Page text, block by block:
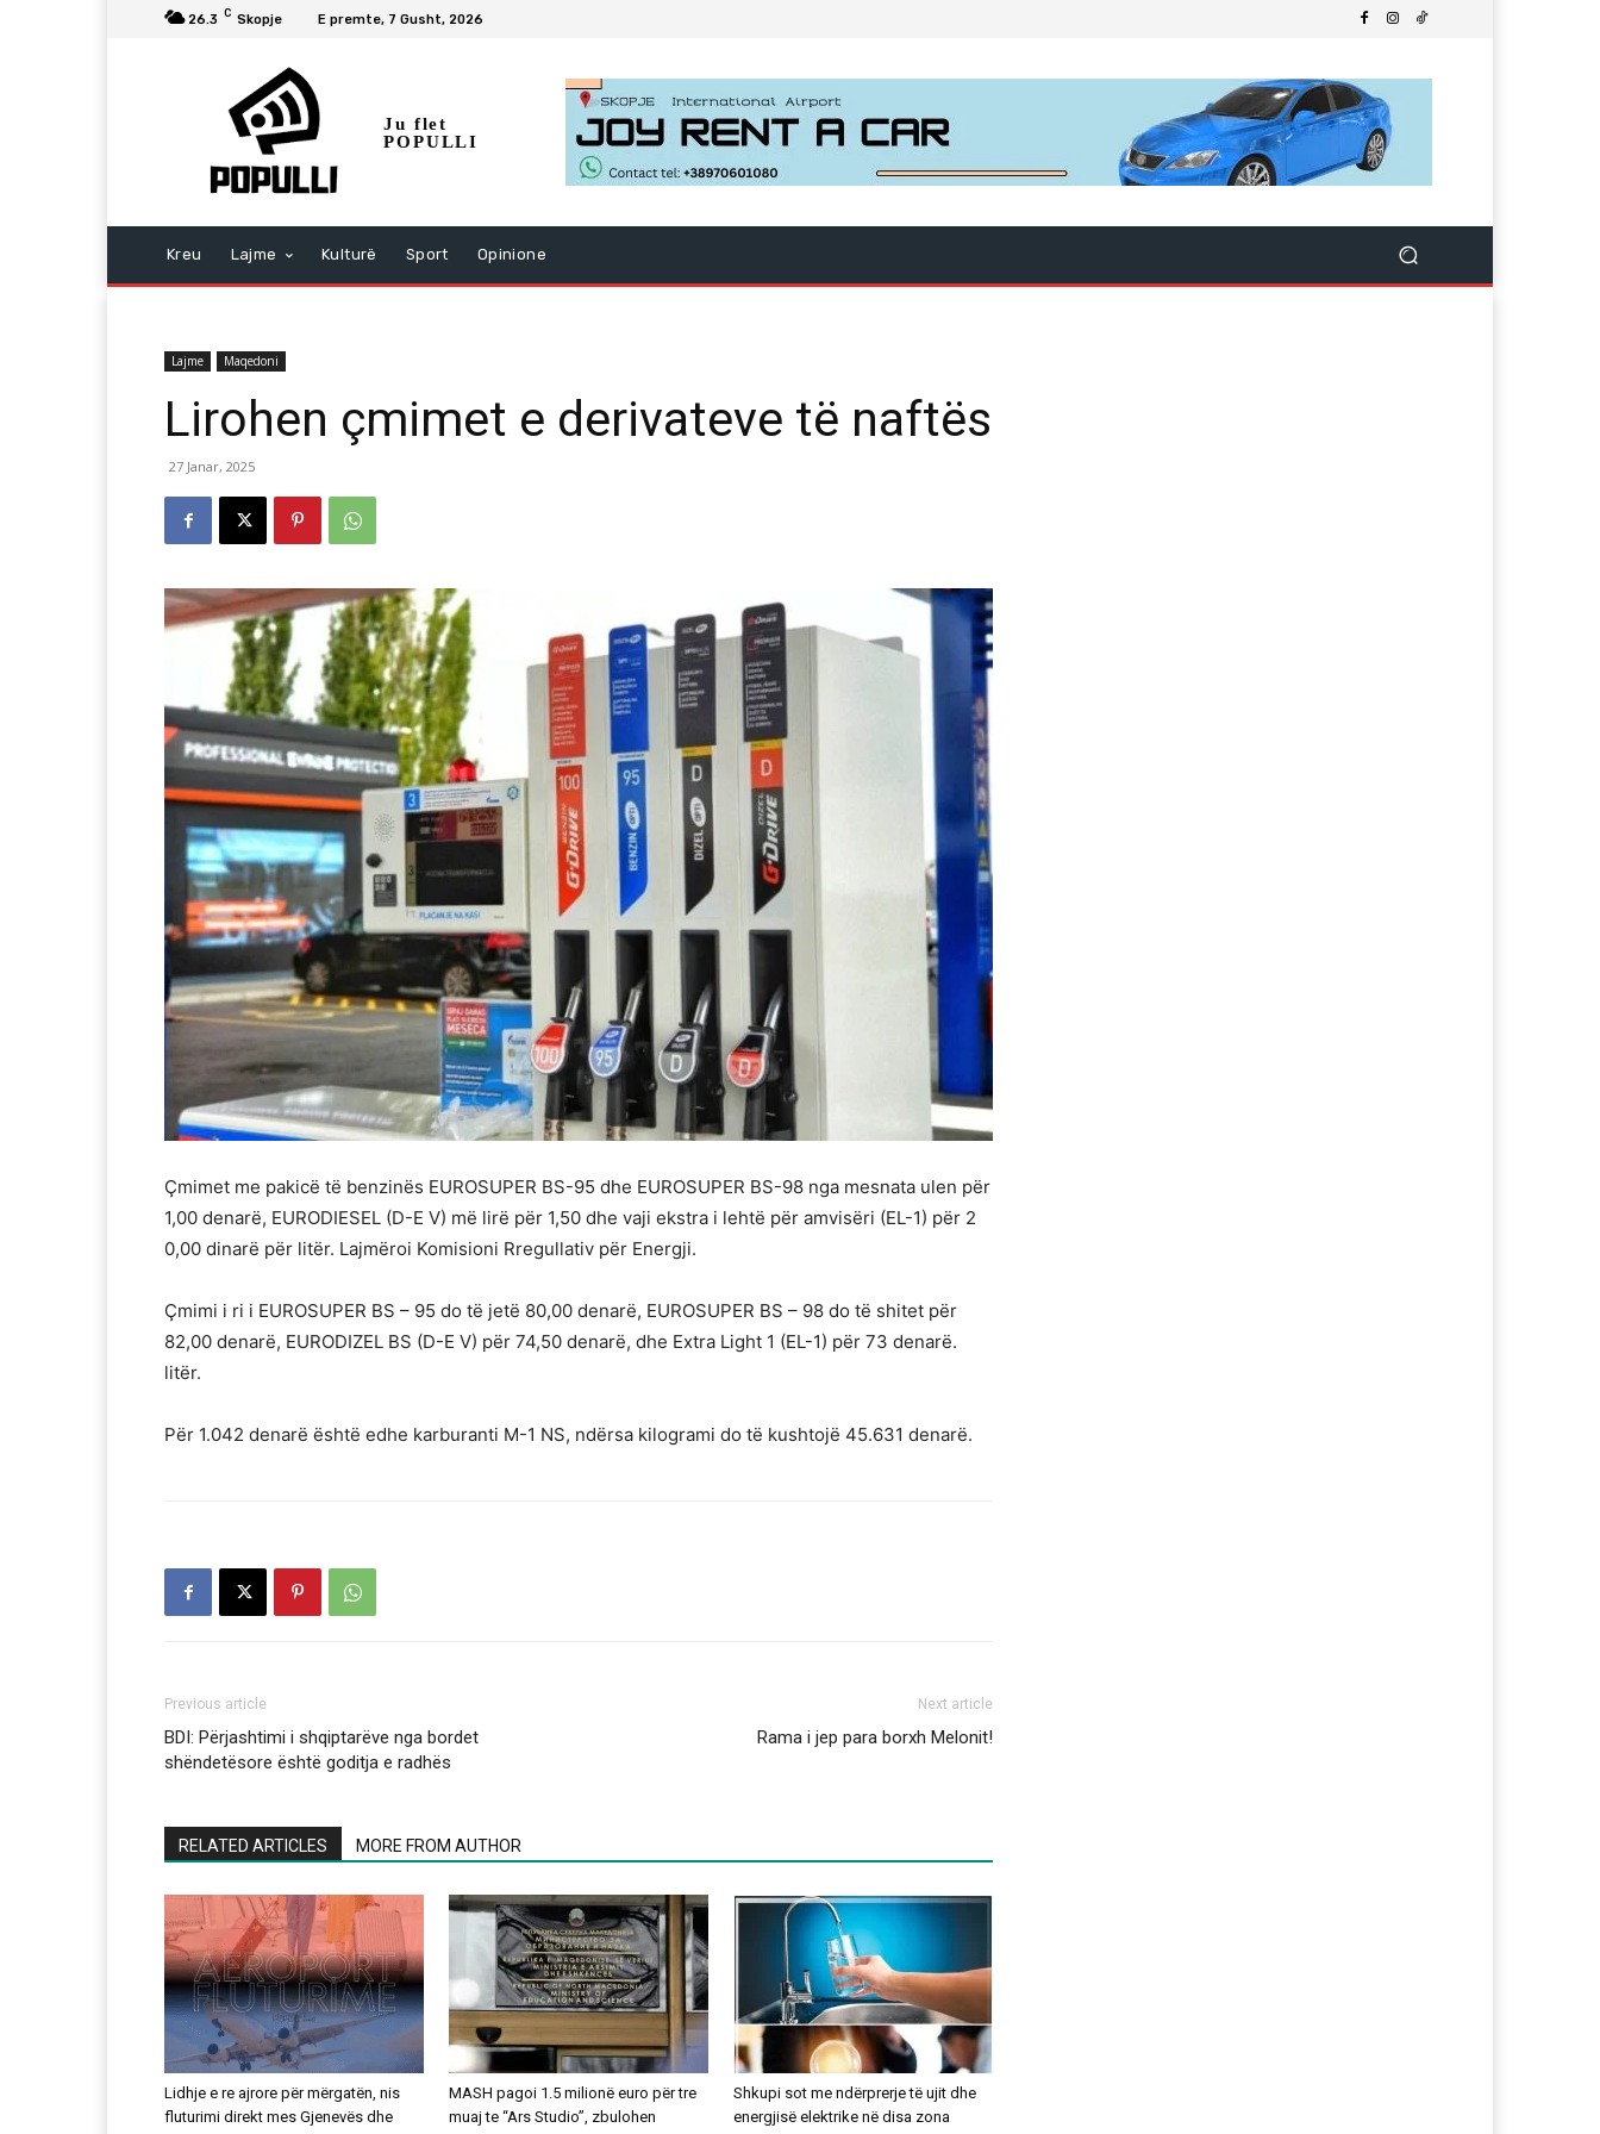
26.3 C Skopje E premte, 7 Gusht, 2026
Ju flet
POPULLI
Kreu Lajme Kulturë Sport Opinione
Lajme Maqedoni
Lirohen çmimet e derivateve të naftës
27 Janar, 2025
Çmimet me pakicë të benzinës EUROSUPER BS-95 dhe EUROSUPER BS-98 nga mesnata ulen për
1,00 denarë, EURODIESEL (D-E V) më lirë për 1,50 dhe vaji ekstra i lehtë për amvisëri (EL-1) për 2
0,00 dinarë për litër. Lajmëroi Komisioni Rregullativ për Energji.
Çmimi i ri i EUROSUPER BS – 95 do të jetë 80,00 denarë, EUROSUPER BS – 98 do të shitet për
82,00 denarë, EURODIZEL BS (D-E V) për 74,50 denarë, dhe Extra Light 1 (EL-1) për 73 denarë.
litër.
Për 1.042 denarë është edhe karburanti M-1 NS, ndërsa kilogrami do të kushtojë 45.631 denarë.
Previous article
BDI: Përjashtimi i shqiptarëve nga bordet
shëndetësore është goditja e radhës
Next article
Rama i jep para borxh Melonit!
RELATED ARTICLES MORE FROM AUTHOR
Lidhje e re ajrore për mërgatën, nis
fluturimi direkt mes Gjenevës dhe
MASH pagoi 1.5 milionë euro për tre
muaj te “Ars Studio”, zbulohen
Shkupi sot me ndërprerje të ujit dhe
energjisë elektrike në disa zona